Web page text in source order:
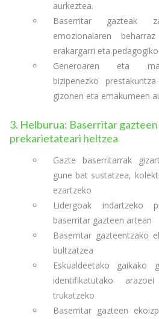
aurkeztea.
Baserritar gazteak
emozionalaren
erakargarri eta
Generoaren eta
bizipenezko
gizonen eta emakumeen
3. Helburua: Baserritar
prekarietateari heltzea
Gazte baserritarrak
gune bat sustatzea,
ezartzeko
Lidergoak indartzeko
baserritar gazteen artean
Baserritar gazteentzako
bultzatzea
Eskualdeetako gaikako
identifikatutako
trukatzeko
Baserritar gazteen